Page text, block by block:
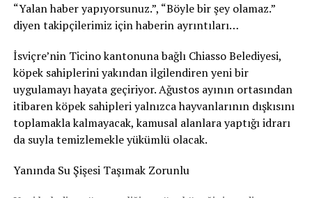
ürünlerin geri çağırma kapsamında olduğunu belirtti.
Akar Swiss AG, tüketicilerden belirtilen ürünleri
kesinlikle tüketmemelerini istedi. Geri çağırma
kapsamındaki içecekler, satın alma fişi ibraz edilmeden
satın alındıkları market veya satış noktasına teslim
edilebilecek. Ürün bedeli tüketicilere tam olarak iade
“Yalan haber yapıyorsunuz.”, “Böyle bir şey olamaz.”
diyen takipçilerimiz için haberin ayrıntıları…
İsviçre’nin Ticino kantonuna bağlı Chiasso Belediyesi,
köpek sahiplerini yakından ilgilendiren yeni bir
uygulamayı hayata geçiriyor. Ağustos ayının ortasından
itibaren köpek sahipleri yalnızca hayvanlarının dışkısını
toplamakla kalmayacak, kamusal alanlara yaptığı idrarı
da suyla temizlemekle yükümlü olacak.
Yanında Su Şişesi Taşımak Zorunlu